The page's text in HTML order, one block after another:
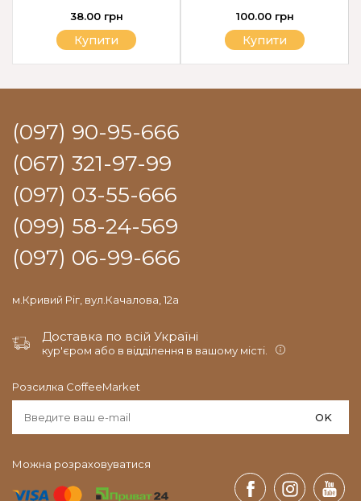
100.00 грн
Купити
38.00 грн
Купити
(097) 90-95-666
(067) 321-97-99
(097) 03-55-666
(099) 58-24-569
(097) 06-99-666
м.Кривий Ріг, вул.Качалова, 12а
Доставка по всій Україні
кур'єром або в відділення в вашому місті.
Розсилка CoffeeMarket
OK
Можна розраховуватися